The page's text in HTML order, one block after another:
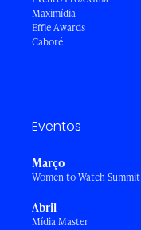
Maximídia
Effie Awards
Caboré
Eventos
Março
Women to Watch Summit
Abril
Mídia Master